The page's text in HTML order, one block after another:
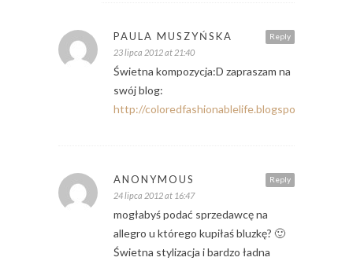
Reply
PAULA MUSZYŃSKA
23 lipca 2012 at 21:40
Świetna kompozycja:D zapraszam na
swój blog:
http://coloredfashionablelife.blogspot.com/
Reply
ANONYMOUS
24 lipca 2012 at 16:47
mogłabyś podać sprzedawcę na
allegro u którego kupiłaś bluzkę? 🙂
Świetna stylizacja i bardzo ładna